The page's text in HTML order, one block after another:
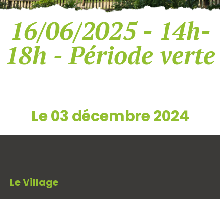
16/06/2025 - 14h-
18h - Période verte
Le 03 décembre 2024
Le Village